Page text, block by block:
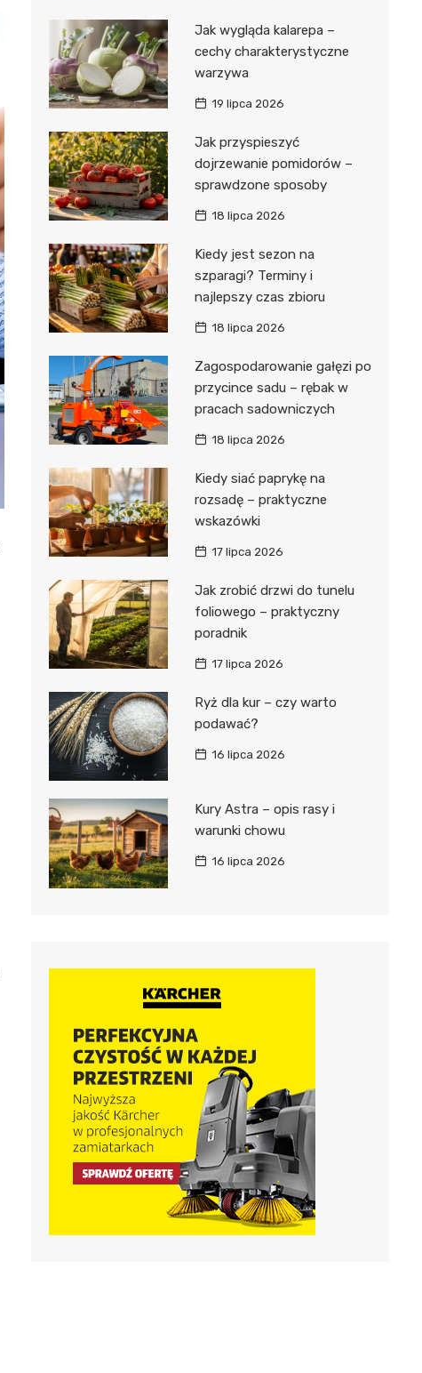
Jak wygląda kalarepa –
cechy charakterystyczne
warzywa
19 lipca 2026
Jak przyspieszyć
dojrzewanie pomidorów –
sprawdzone sposoby
18 lipca 2026
Kiedy jest sezon na
szparagi? Terminy i
najlepszy czas zbioru
18 lipca 2026
Zagospodarowanie gałęzi po
przycince sadu – rębak w
pracach sadowniczych
18 lipca 2026
Kiedy siać paprykę na
rozsadę – praktyczne
wskazówki
17 lipca 2026
Jak zrobić drzwi do tunelu
foliowego – praktyczny
poradnik
17 lipca 2026
Ryż dla kur – czy warto
podawać?
16 lipca 2026
Kury Astra – opis rasy i
warunki chowu
16 lipca 2026